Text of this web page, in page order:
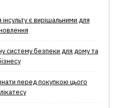
інсульту є вирішальними для
систему безпеки для дому та
перед покупкою цього